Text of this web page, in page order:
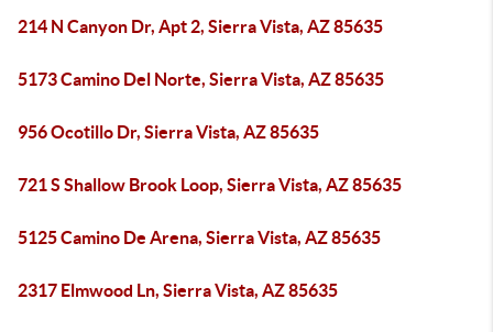
214 N Canyon Dr, Apt 2, Sierra Vista, AZ 85635
5173 Camino Del Norte, Sierra Vista, AZ 85635
956 Ocotillo Dr, Sierra Vista, AZ 85635
721 S Shallow Brook Loop, Sierra Vista, AZ 85635
5125 Camino De Arena, Sierra Vista, AZ 85635
2317 Elmwood Ln, Sierra Vista, AZ 85635